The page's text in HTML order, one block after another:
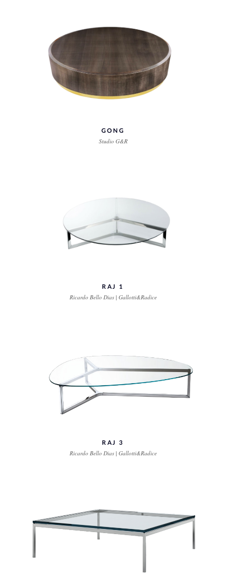
GONG
Studio G&R
RAJ 1
Ricardo Bello Dias | Gallotti&Radice
RAJ 3
Ricardo Bello Dias | Gallotti&Radice